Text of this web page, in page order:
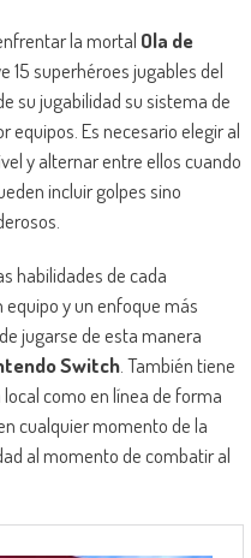
la mortal Ola de
15 superhéroes jugables del
su jugabilidad su sistema de
equipos. Es necesario elegir al
y alternar entre ellos cuando
incluir golpes sino
habilidades de cada
y un enfoque más
jugarse de esta manera
Switch. También tiene
como en línea de forma
cualquier momento de la
al momento de combatir al